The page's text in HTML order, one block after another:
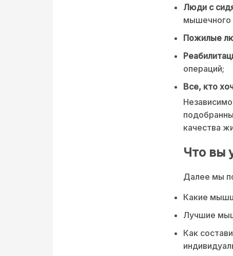
Люди с
мышечного
Пожилые
операций;
Все, кто
качества
Что вы
Далее мы
Какие
Лучшие
Как